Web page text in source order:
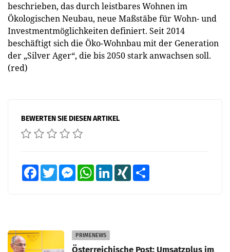
beschrieben, das durch leistbares Wohnen im
Ökologischen Neubau, neue Maßstäbe für Wohn- und
Investmentmöglichkeiten definiert. Seit 2014
beschäftigt sich die Öko-Wohnbau mit der Generation
der „Silver Ager“, die bis 2050 stark anwachsen soll.
(red)
BEWERTEN SIE DIESEN ARTIKEL
FacebookTwitter MessengerWhatsAppLinkedInXING
PRIMENEWS
Österreichische Post: Umsatzplus im